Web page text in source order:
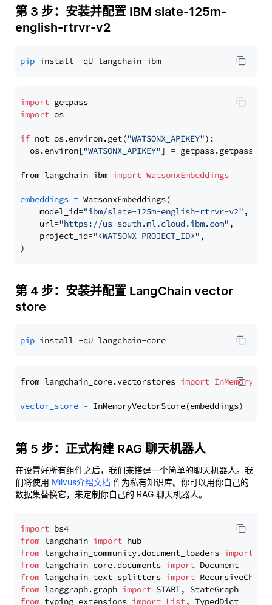
第 3 步：安装并配置 IBM slate-125m-
english-rtrvr-v2
pip
import
import os
if not os.environ.get("WATSONX_APIKEY"):
  os.environ[
"WATSONX_APIKEY"] = getpass.getpass(
from langchain_ibm import WatsonxEmbeddings
embeddings = WatsonxEmbeddings(
    model_id=
"ibm/slate-125m-english-rtrvr-v2" ,
    url=
"https://us-south.ml.cloud.ibm.com" ,
    project_id=
"<WATSONX PROJECT_ID>" ,
第 4 步：安装并配置 LangChain vector
store
pip
from langchain_core.vectorstores import
vector_store =
第 5 步：正式构建 RAG 聊天机器人
在设置好所有组件之后，我们来搭建一个简单的聊天机器人。我
们将使用 Milvus介绍文档 作为私有知识库。你可以用你自己的
数据集替换它，来定制你自己的 RAG 聊天机器人。
import
from langchain import
from langchain_community.document_loaders import
from langchain_core.documents import
from langchain_text_splitters import
from langgraph.graph import
from typing_extensions import List, TypedDict